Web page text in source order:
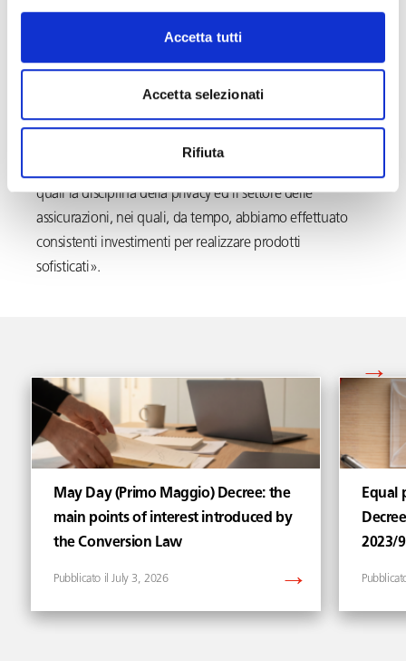
Accetta tutti
Accetta selezionati
Rifiuta
patrimonio professionale e le sua esperienza possano,
anche grazie all’efficienza della nostra struttura
organizzativa, consentire all’avvocato Coccìa di apportare
notevole valore al nostro studio e contribuire
significativamente a sviluppare la nostra attività in settori
quali la disciplina della privacy ed il settore delle
assicurazioni, nei quali, da tempo, abbiamo effettuato
consistenti investimenti per realizzare prodotti
sofisticati».
Vedi tutti gli articoli di
May Day (Primo Maggio) Decree: the
main points of interest introduced by
the Conversion Law
July 3, 2026
Equal
2023/